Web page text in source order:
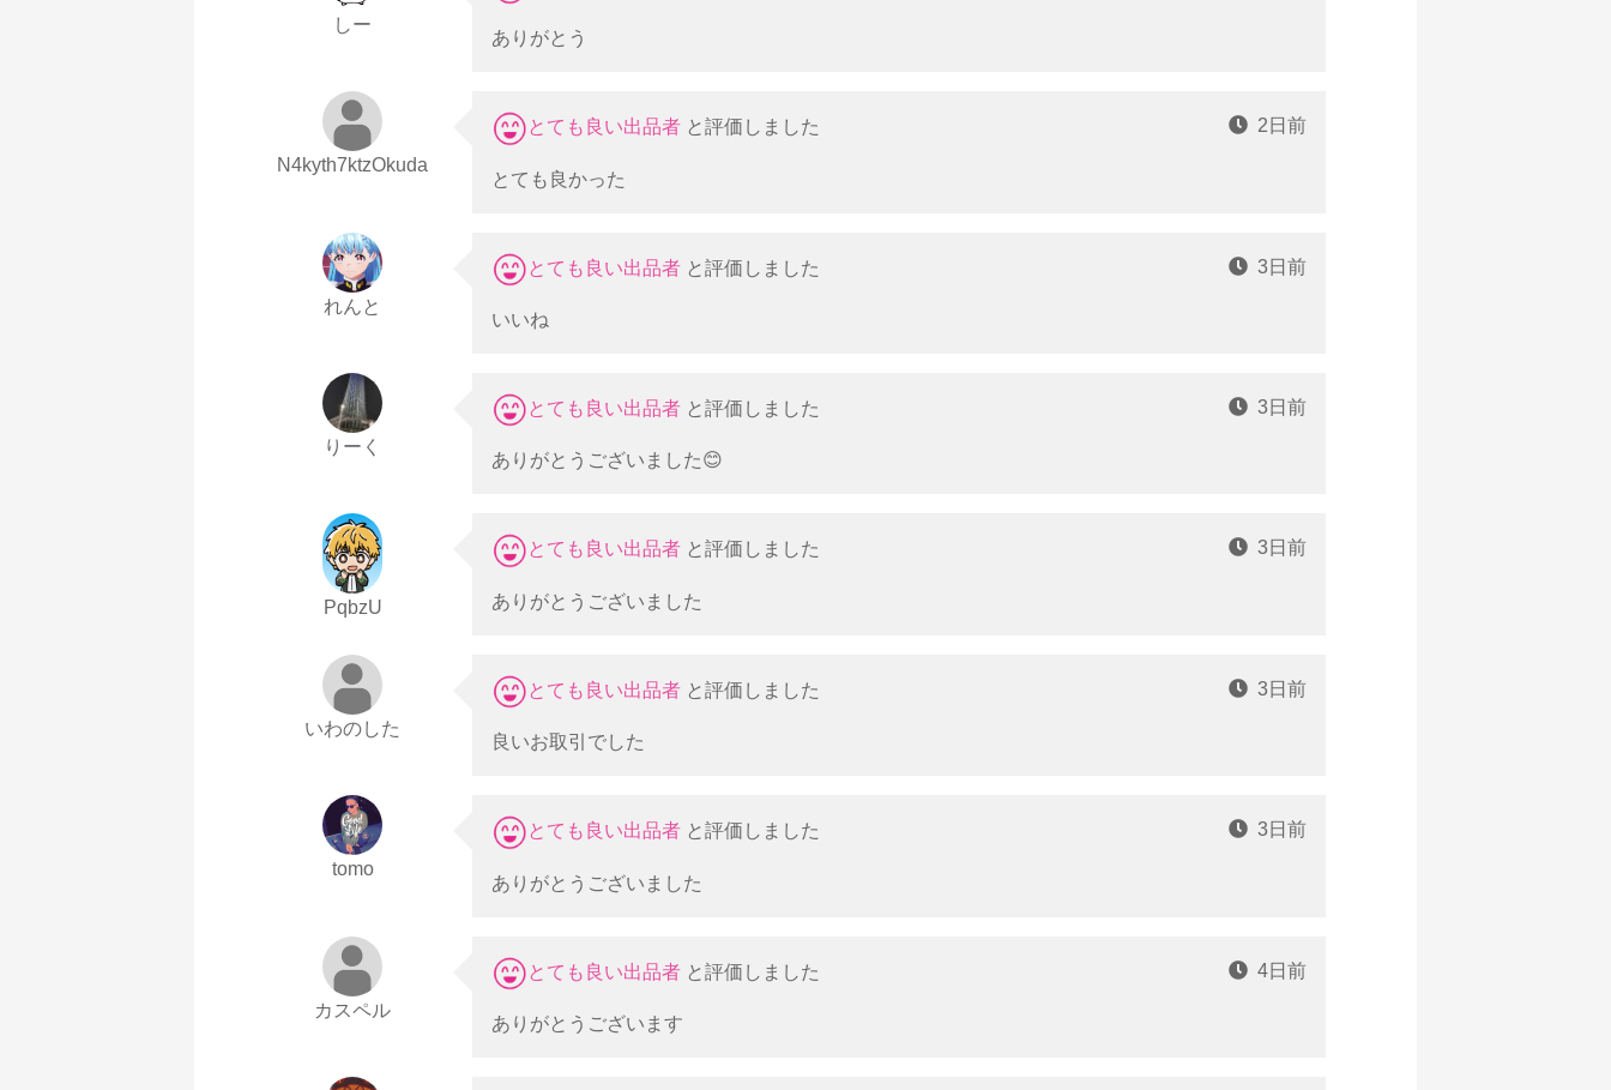
しー
ありがとう
N4kyth7ktzOkuda
とても良い出品者 と評価しました
とても良かった
2日前
れんと
とても良い出品者 と評価しました
いいね
3日前
りーく
とても良い出品者 と評価しました
ありがとうございました😊
3日前
PqbzU
とても良い出品者 と評価しました
ありがとうございました
3日前
いわのした
とても良い出品者 と評価しました
良いお取引でした
3日前
tomo
とても良い出品者 と評価しました
ありがとうございました
3日前
カスペル
とても良い出品者 と評価しました
ありがとうございます
4日前